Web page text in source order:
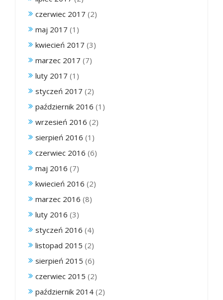
czerwiec 2017 (2)
maj 2017 (1)
kwiecień 2017 (3)
marzec 2017 (7)
luty 2017 (1)
styczeń 2017 (2)
październik 2016 (1)
wrzesień 2016 (2)
sierpień 2016 (1)
czerwiec 2016 (6)
maj 2016 (7)
kwiecień 2016 (2)
marzec 2016 (8)
luty 2016 (3)
styczeń 2016 (4)
listopad 2015 (2)
sierpień 2015 (6)
czerwiec 2015 (2)
październik 2014 (2)